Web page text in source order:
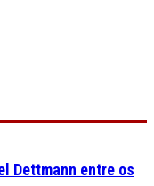
Dettmann entre os